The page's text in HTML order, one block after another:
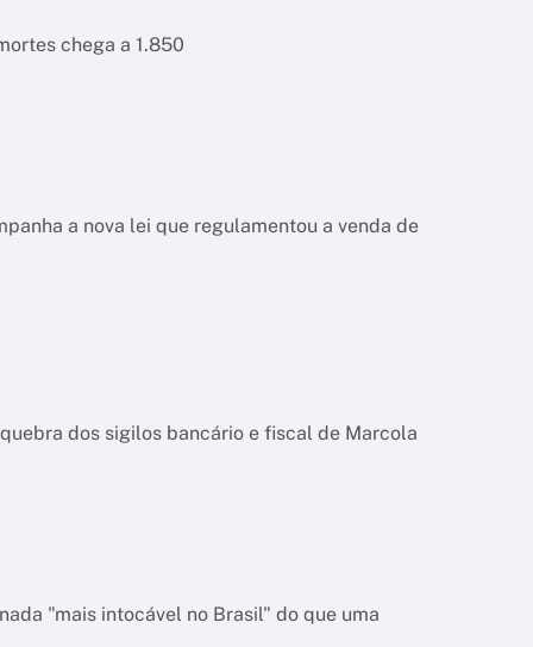
chega a 1.850
a nova lei que regulamentou a venda de
dos sigilos bancário e fiscal de Marcola
"mais intocável no Brasil" do que uma